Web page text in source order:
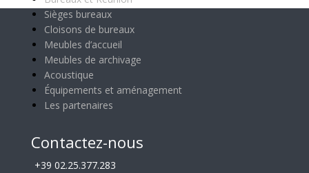
Sièges bureaux
Cloisons de bureaux
Meubles d’accueil
Meubles de archivage
Acoustique
Équipements et aménagement
Les partenaires
Contactez-nous
+39 02.25.377.283